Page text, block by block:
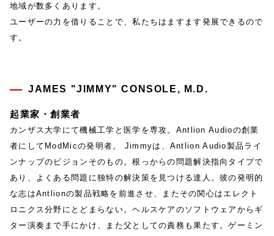
地域が数多くあります。
ユーザーの力を借りることで、私たちはますます発展できるので
す。
JAMES "JIMMY" CONSOLE, M.D.
起業家・創業者
カンザス大学にて機械工学と医学を専攻。Antlion Audioの創業
者にしてModMicの発明者。 Jimmyは、Antlion Audio製品ライ
ンナップのビジョンそのもの。根っからの問題解決指向タイプで
あり、よくある問題に独特の解決策を見つける達人。彼の発明的
な志はAntlionの製品戦略を前進させ、またその関心はエレクト
ロニクス分野にとどまらない。ヘルスケアのソフトウェアからギ
ター演奏まで手にかけ、また父としての責務も果たす。ゲーミン